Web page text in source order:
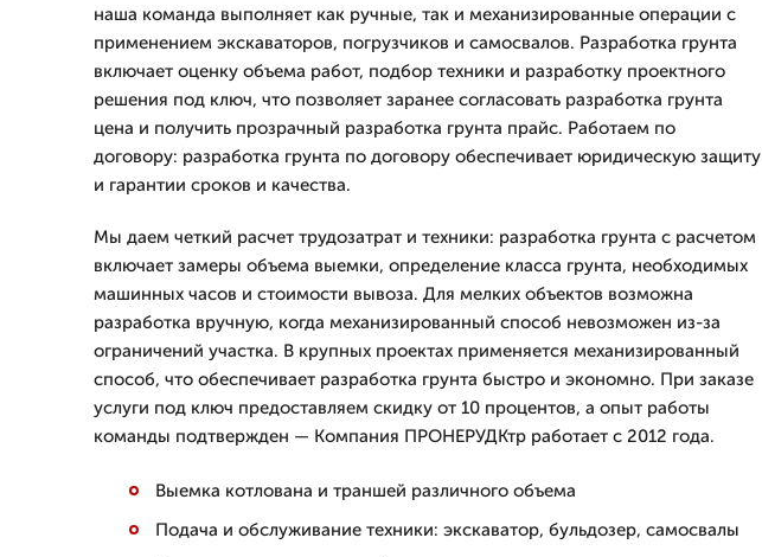
наша команда выполняет как ручные, так и механизированные операции с
применением экскаваторов, погрузчиков и самосвалов. Разработка грунта
включает оценку объема работ, подбор техники и разработку проектного
решения под ключ, что позволяет заранее согласовать разработка грунта
цена и получить прозрачный разработка грунта прайс. Работаем по
договору: разработка грунта по договору обеспечивает юридическую защиту
и гарантии сроков и качества.
Мы даем четкий расчет трудозатрат и техники: разработка грунта с расчетом
включает замеры объема выемки, определение класса грунта, необходимых
машинных часов и стоимости вывоза. Для мелких объектов возможна
разработка вручную, когда механизированный способ невозможен из-за
ограничений участка. В крупных проектах применяется механизированный
способ, что обеспечивает разработка грунта быстро и экономно. При заказе
услуги под ключ предоставляем скидку от 10 процентов, а опыт работы
команды подтвержден — Компания ПРОНЕРУДКтр работает с 2012 года.
Выемка котлована и траншей различного объема
Подача и обслуживание техники: экскаватор, бульдозер, самосвалы